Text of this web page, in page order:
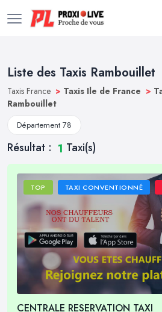
Liste des Taxis Rambouillet
Taxis France > Taxis Ile de France >
Rambouillet
Département 78
Résultat : 1 Taxi(s)
TOP TAXI CONVENTIONNÉ
CENTRALE RESERVATION TAXI